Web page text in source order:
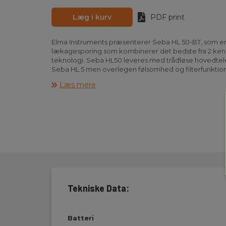
Læg i kurv PDF print
Elma Instruments præsenterer Seba HL 50-BT, som
lækagesporing som kombinerer det bedste fra 2
teknologi. Seba HL50 leveres med trådløse
Seba HL 5 men overlegen følsomhed og
opløsning i visualiseringen af lækagestøj for let og
høretelefoner, magnetadapter, kontaktspids, 2
Læs mere
Tekniske Data:
Batteri